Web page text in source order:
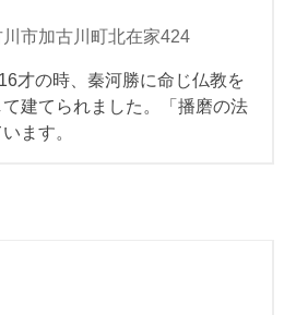
市加古川町北在家424
才の時、秦河勝に命じ仏教を
建てられました。「播磨の法
ます。